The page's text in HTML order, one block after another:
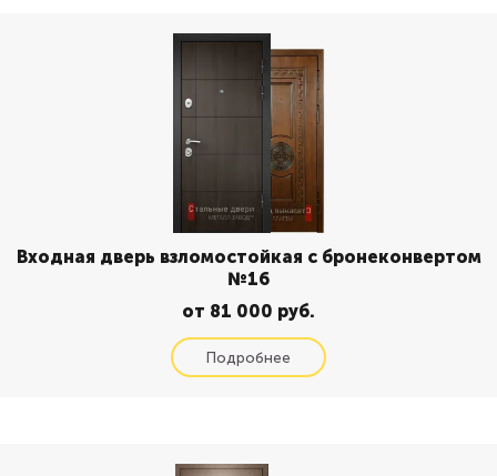
Входная дверь взломостойкая с бронеконвертом
№16
от 81 000 руб.